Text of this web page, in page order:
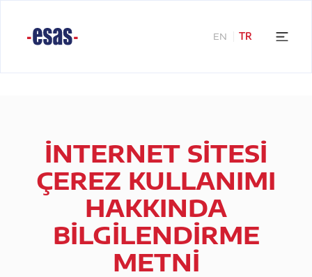
EN TR
İNTERNET SİTESİ
ÇEREZ KULLANIMI
HAKKINDA
BİLGİLENDİRME
METNİ